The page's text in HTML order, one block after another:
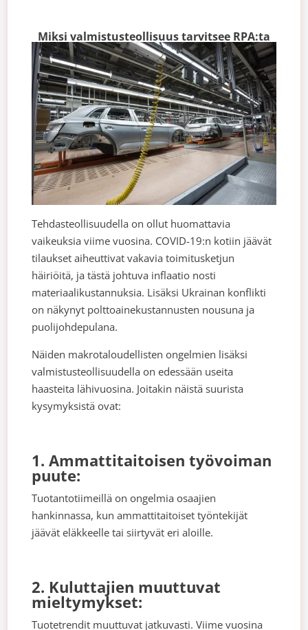
Miksi valmistusteollisuus tarvitsee RPA:ta
Tehdasteollisuudella on ollut huomattavia
vaikeuksia viime vuosina. COVID-19:n kotiin jäävät
tilaukset aiheuttivat vakavia toimitusketjun
häiriöitä, ja tästä johtuva inflaatio nosti
materiaalikustannuksia. Lisäksi Ukrainan konflikti
on näkynyt polttoainekustannusten nousuna ja
puolijohdepulana.
Näiden makrotaloudellisten ongelmien lisäksi
valmistusteollisuudella on edessään useita
haasteita lähivuosina. Joitakin näistä suurista
kysymyksistä ovat:
1. Ammattitaitoisen työvoiman
puute:
Tuotantotiimeillä on ongelmia osaajien
hankinnassa, kun ammattitaitoiset työntekijät
jäävät eläkkeelle tai siirtyvät eri aloille.
2. Kuluttajien muuttuvat
mieltymykset:
Tuotetrendit muuttuvat jatkuvasti. Viime vuosina